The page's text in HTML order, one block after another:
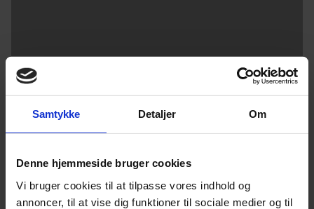
Samtykke Detaljer Om
Denne hjemmeside bruger cookies
Vi bruger cookies til at tilpasse vores indhold og
annoncer, til at vise dig funktioner til sociale medier og til
SCENITNYT 19.01.2026
TIL B&U-SALGET